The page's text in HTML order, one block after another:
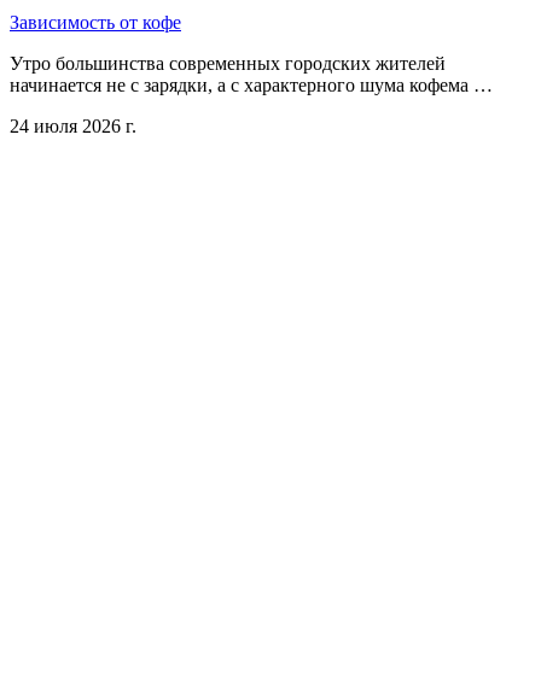
Зависимость от кофе
Утро большинства современных городских жителей
начинается не с зарядки, а с характерного шума кофема …
24 июля 2026 г.